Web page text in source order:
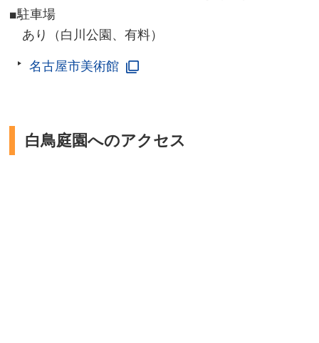
■駐車場
あり（白川公園、有料）
名古屋市美術館
白鳥庭園へのアクセス